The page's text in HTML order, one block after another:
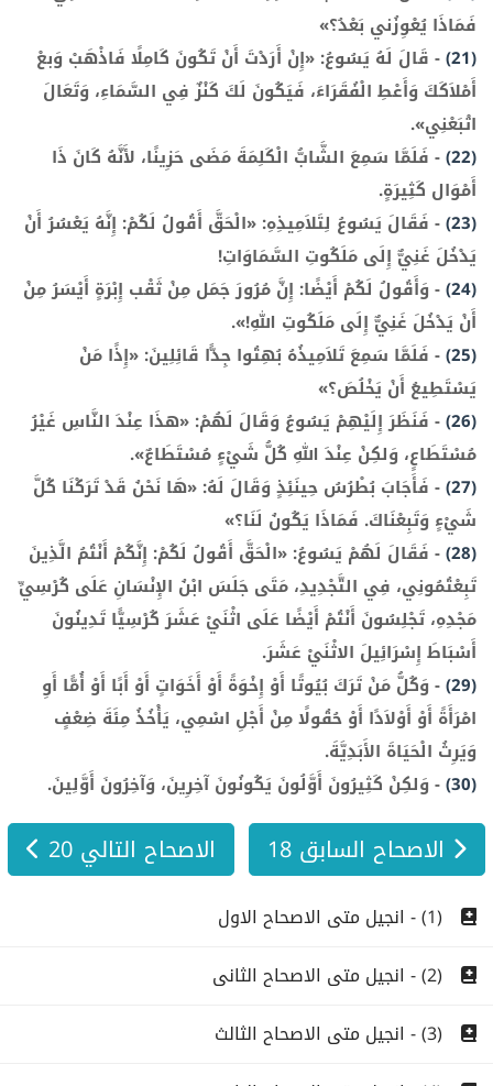
فَمَاذَا يُعْوِزُني بَعْدُ؟»
(21)
- قَالَ لَهُ يَسُوعُ: «إِنْ أَرَدْتَ أَنْ تَكُونَ كَامِلًا فَاذْهَبْ وَبعْ
أَمْلاَكَكَ وَأَعْطِ الْفُقَرَاءَ، فَيَكُونَ لَكَ كَنْزٌ فِي السَّمَاءِ، وَتَعَالَ
اتْبَعْنِي».
(22)
- فَلَمَّا سَمِعَ الشَّابُّ الْكَلِمَةَ مَضَى حَزِينًا، لأَنَّهُ كَانَ ذَا
أَمْوَال كَثِيرَةٍ.
(23)
- فَقَالَ يَسُوعُ لِتَلاَمِيذِهِ: «الْحَقَّ أَقُولُ لَكُمْ: إِنَّهُ يَعْسُرُ أَنْ
يَدْخُلَ غَنِيٌّ إِلَى مَلَكُوتِ السَّمَاوَاتِ!
(24)
- وَأَقُولُ لَكُمْ أَيْضًا: إِنَّ مُرُورَ جَمَل مِنْ ثَقْب إِبْرَةٍ أَيْسَرُ مِنْ
أَنْ يَدْخُلَ غَنِيٌّ إِلَى مَلَكُوتِ اللهِ!».
(25)
- فَلَمَّا سَمِعَ تَلاَمِيذُهُ بُهِتُوا جِدًّا قَائِلِينَ: «إِذًا مَنْ
يَسْتَطِيعُ أَنْ يَخْلُصَ؟»
(26)
- فَنَظَرَ إِلَيْهِمْ يَسُوعُ وَقَالَ لَهُمْ: «هذَا عِنْدَ النَّاسِ غَيْرُ
مُسْتَطَاعٍ، وَلكِنْ عِنْدَ اللهِ كُلُّ شَيْءٍ مُسْتَطَاعٌ».
(27)
- فَأَجَابَ بُطْرُسُ حِينَئِذٍ وَقَالَ لَهُ: «هَا نَحْنُ قَدْ تَرَكْنَا كُلَّ
شَيْءٍ وَتَبِعْنَاكَ. فَمَاذَا يَكُونُ لَنَا؟»
(28)
- فَقَالَ لَهُمْ يَسُوعُ: «الْحَقَّ أَقُولُ لَكُمْ: إِنَّكُمْ أَنْتُمُ الَّذِينَ
تَبِعْتُمُونِي، فِي التَّجْدِيدِ، مَتَى جَلَسَ ابْنُ الإِنْسَانِ عَلَى كُرْسِيِّ
مَجْدِهِ، تَجْلِسُونَ أَنْتُمْ أَيْضًا عَلَى اثْنَيْ عَشَرَ كُرْسِيًّا تَدِينُونَ
أَسْبَاطَ إِسْرَائِيلَ الاثْنَيْ عَشَرَ.
(29)
- وَكُلُّ مَنْ تَرَكَ بُيُوتًا أَوْ إِخْوَةً أَوْ أَخَوَاتٍ أَوْ أَبًا أَوْ أُمًّا أَوِ
امْرَأَةً أَوْ أَوْلاَدًا أَوْ حُقُولًا مِنْ أَجْلِ اسْمِي، يَأْخُذُ مِئَةَ ضِعْفٍ
وَيَرِثُ الْحَيَاةَ الأَبَدِيَّةَ.
(30)
- وَلكِنْ كَثِيرُونَ أَوَّلُونَ يَكُونُونَ آخِرِينَ، وَآخِرُونَ أَوَّلِينَ.
الاصحاح السابق 18 الاصحاح التالي 20
(1) - انجيل متى الاصحاح الاول
(2) - انجيل متى الاصحاح الثانى
(3) - انجيل متى الاصحاح الثالث